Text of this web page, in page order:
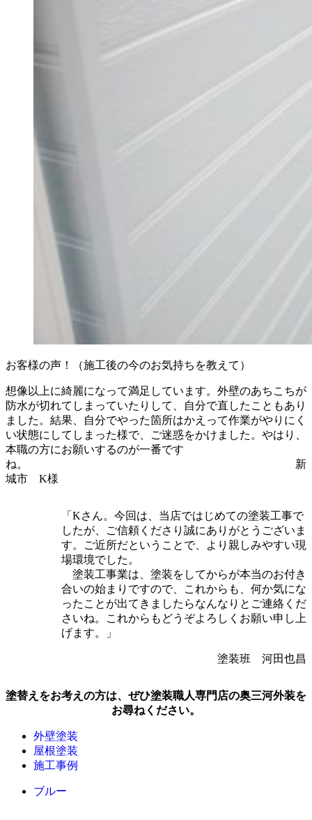
お客様の声！（施工後の今のお気持ちを教えて）
想像以上に綺麗になって満足しています。外壁のあちこちが
防水が切れてしまっていたりして、自分で直したこともあり
ました。結果、自分でやった箇所はかえって作業がやりにく
い状態にしてしまった様で、ご迷惑をかけました。やはり、
本職の方にお願いするのが一番です
ね。 新
城市 K様
「Kさん。今回は、当店ではじめての塗装工事で
したが、ご信頼くださり誠にありがとうございま
す。ご近所だということで、より親しみやすい現
場環境でした。
塗装工事業は、塗装をしてからが本当のお付き
合いの始まりですので、これからも、何か気にな
ったことが出てきましたらなんなりとご連絡くだ
さいね。これからもどうぞよろしくお願い申し上
げます。」
塗装班 河田也昌
塗替えをお考えの方は、ぜひ塗装職人専門店の奥三河外装を
お尋ねください。
外壁塗装
屋根塗装
施工事例
ブルー